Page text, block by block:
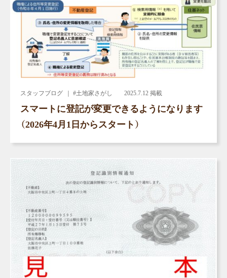
スタッフブログ ｜ #土地家さがし 2025.7.12 掲載
スマートに登記が変更できるようになります
（2026年4月1日からスタート）